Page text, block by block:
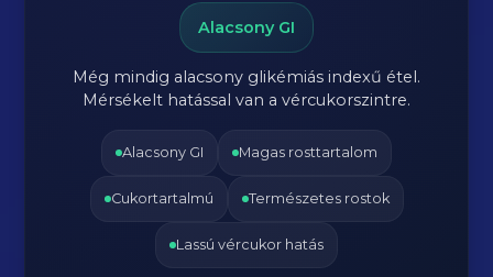
Alacsony GI
Még mindig alacsony glikémiás indexű étel.
Mérsékelt hatással van a vércukorszintre.
Alacsony GI Magas rosttartalom
Cukortartalmú Természetes rostok
Lassú vércukor hatás